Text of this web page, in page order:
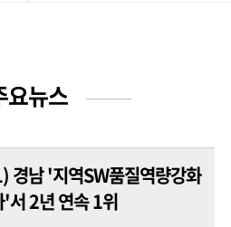
요뉴스
남 '지역SW품질역량강화
'서 2년 연속 1위